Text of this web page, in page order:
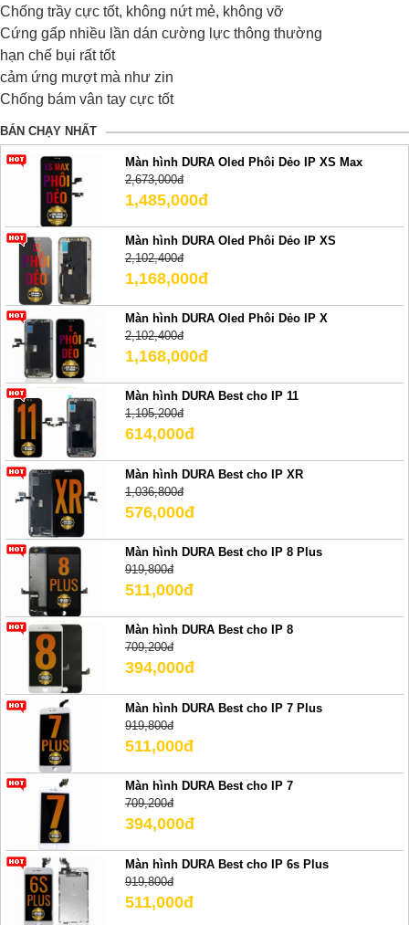
Chống trầy cực tốt, không nứt mẻ, không vỡ
Cứng gấp nhiều lần dán cường lực thông thường
hạn chế bụi rất tốt
cảm ứng mượt mà như zin
Chống bám vân tay cực tốt
BÁN CHẠY NHẤT
Màn hình DURA Oled Phôi Dẻo IP XS Max
2,673,000đ
1,485,000đ
Màn hình DURA Oled Phôi Dẻo IP XS
2,102,400đ
1,168,000đ
Màn hình DURA Oled Phôi Dẻo IP X
2,102,400đ
1,168,000đ
Màn hình DURA Best cho IP 11
1,105,200đ
614,000đ
Màn hình DURA Best cho IP XR
1,036,800đ
576,000đ
Màn hình DURA Best cho IP 8 Plus
919,800đ
511,000đ
Màn hình DURA Best cho IP 8
709,200đ
394,000đ
Màn hình DURA Best cho IP 7 Plus
919,800đ
511,000đ
Màn hình DURA Best cho IP 7
709,200đ
394,000đ
Màn hình DURA Best cho IP 6s Plus
919,800đ
511,000đ